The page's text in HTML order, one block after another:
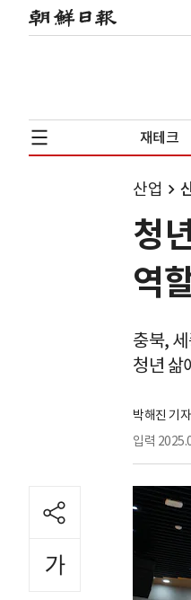
재테크
산업
청
역
충북,
청년 삶
박해진 기자
입력